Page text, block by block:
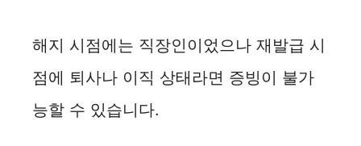
d
해지 시점에는 직장인이었으나 재발급 시
점에 퇴사나 이직 상태라면 증빙이 불가
능할 수 있습니다.